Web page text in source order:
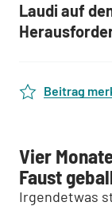
Laudi auf
Beitrag
Vier
Faust
Irgendetwas